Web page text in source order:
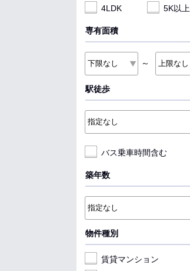
4LDK
5K以上
専有面積
～
駅徒歩
バス乗車時間含む
築年数
物件種別
賃貸マンション